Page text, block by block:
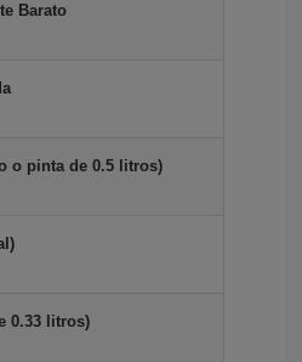
Barato
o pinta de 0.5 litros)
0.33 litros)